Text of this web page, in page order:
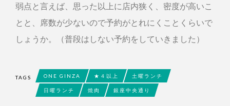
弱点と言えば、思った以上に店内狭く、密度が高いこ
とと、席数が少ないので予約がとれにくことくらいで
しょうか。（普段はしない予約をしていきました）
TAGS ONE GINZA ★４以上 土曜ランチ
日曜ランチ 焼肉 銀座中央通り